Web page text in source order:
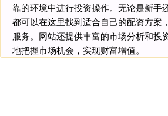
靠的环境中进行投资操作。无论是新手
都可以在这里找到适合自己的配资方案
服务。网站还提供丰富的市场分析和投
地把握市场机会，实现财富增值。